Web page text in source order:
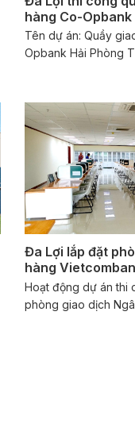
hàng Co-Opbank
Tên dự án: Quầy
Opbank Hải Phòng
Đa Lợi lắp đặt
hàng
Hoạt động dự án thi
phòng giao dịch